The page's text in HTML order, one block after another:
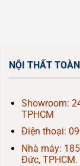
NỘI THẤT
Showroom:
TPHCM
Điện thoại:
Nhà máy:
Đức, TPHCM.